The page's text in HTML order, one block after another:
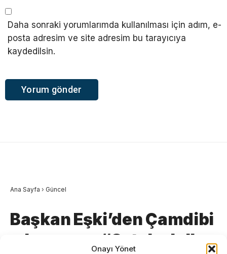
Onayı Yönet
Daha sonraki yorumlarımda kullanılması için adım, e-
posta adresim ve site adresim bu tarayıcıya
kaydedilsin.
Ana Sayfa › Güncel
Başkan Eşki’den Çamdibi
çıkarması: “Ortak akılla